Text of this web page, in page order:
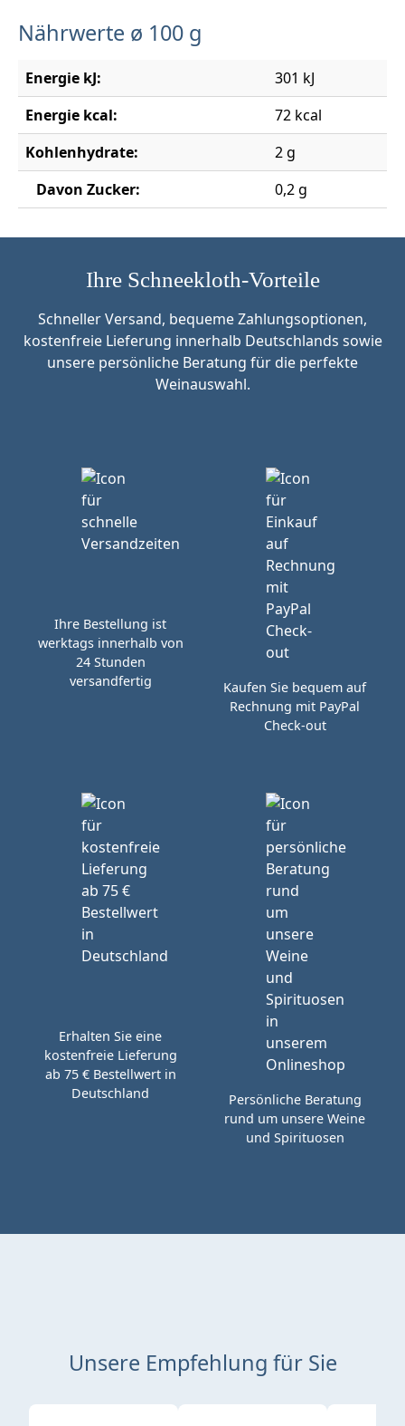
Nährwerte ø 100 g
Energie kJ:
301 kJ
Energie kcal:
72 kcal
Kohlenhydrate:
2 g
Davon Zucker:
0,2 g
Ihre Schneekloth-Vorteile
Schneller Versand, bequeme Zahlungsoptionen,
kostenfreie Lieferung innerhalb Deutschlands sowie
unsere persönliche Beratung für die perfekte
Weinauswahl.
Ihre Bestellung ist
werktags innerhalb von
24 Stunden
versandfertig
Kaufen Sie bequem auf
Rechnung mit PayPal
Check-out
Erhalten Sie eine
kostenfreie Lieferung
ab 75 € Bestellwert in
Deutschland
Persönliche Beratung
rund um unsere Weine
und Spirituosen
Unsere Empfehlung für Sie
Produktgalerie überspringen